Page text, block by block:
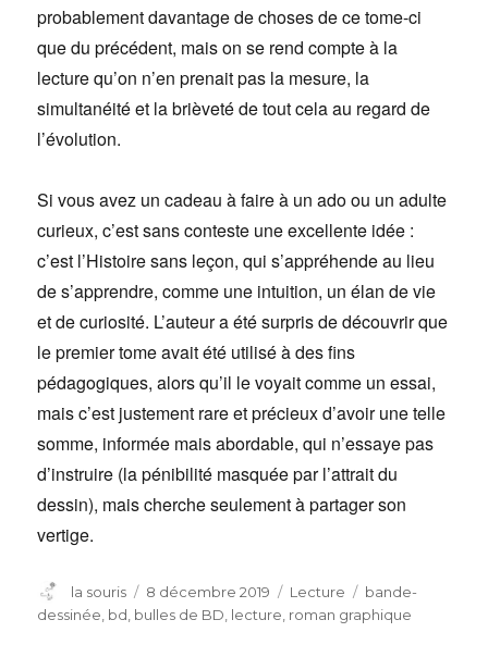
probablement davantage de choses de ce tome-ci
que du précédent, mais on se rend compte à la
lecture qu’on n’en prenait pas la mesure, la
simultanéité et la brièveté de tout cela au regard de
l’évolution.
Si vous avez un cadeau à faire à un ado ou un adulte
curieux, c’est sans conteste une excellente idée :
c’est l’Histoire sans leçon, qui s’appréhende au lieu
de s’apprendre, comme une intuition, un élan de vie
et de curiosité. L’auteur a été surpris de découvrir que
le premier tome avait été utilisé à des fins
pédagogiques, alors qu’il le voyait comme un essai,
mais c’est justement rare et précieux d’avoir une telle
somme, informée mais abordable, qui n’essaye pas
d’instruire (la pénibilité masquée par l’attrait du
dessin), mais cherche seulement à partager son
vertige.
Auteur
la souris
Publié
le
8 décembre 2019 Catégories
Lecture Étiquettes
bande-
dessinée bd bulles de BD lecture roman graphique